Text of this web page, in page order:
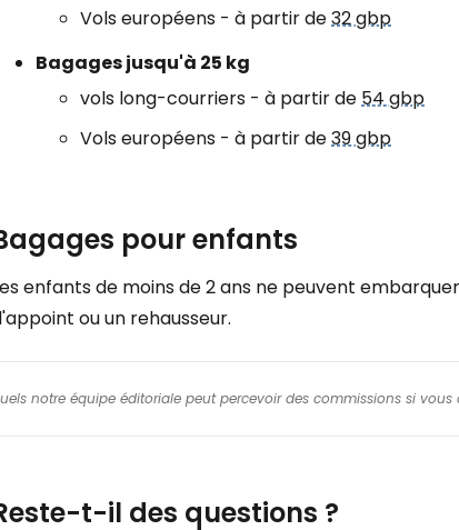
Vols européens - à partir de32 gbp
Bagages jusqu'à 25 kg
vols long-courriers - à partir de54 gbp
Vols européens - à partir de39 gbp
pour enfants
enfants de moins de 2 ans ne peuvent
ou un rehausseur.
notre équipe éditoriale peut percevoir des commissions si
t-il des questions ?